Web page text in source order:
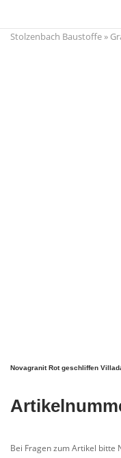
to
content
Stolzenbach Baustoffe »
Novagranit Rot geschliffen
Bei Fragen zum Artikel bitte